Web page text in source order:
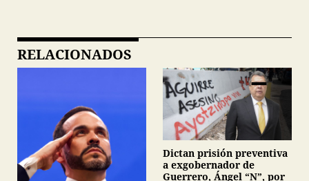
RELACIONADOS
Dictan prisión preventiva
a exgobernador de
Guerrero, Ángel “N”, por